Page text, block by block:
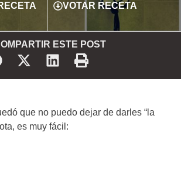
VOTAR RECETA
ESTE POST
que no puedo dejar de darles “la
es muy fácil: